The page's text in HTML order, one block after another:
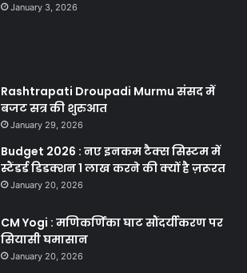
January 3, 2026
Rashtrapati Droupadi Murmu संसद में
बजट सत्र की शुरुआत
January 29, 2026
Budget 2026 : नए इनकम टैक्स सिस्टम में
स्टैंडर्ड डिडक्शन 1 लाख करने की क्यों है ज़रूरत
January 20, 2026
CM Yogi : मणिकर्णिका घाट सौंदर्यीकरण पर
सियासी घमासान
January 20, 2026